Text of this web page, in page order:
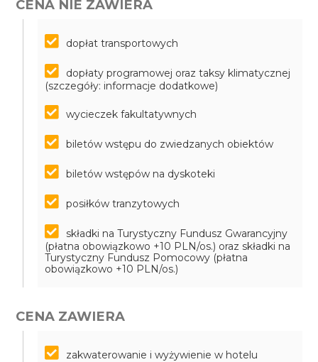
CENA NIE ZAWIERA
dopłat transportowych
dopłaty programowej oraz taksy klimatycznej
(szczegóły: informacje dodatkowe)
wycieczek fakultatywnych
biletów wstępu do zwiedzanych obiektów
biletów wstępów na dyskoteki
posiłków tranzytowych
składki na Turystyczny Fundusz Gwarancyjny
(płatna obowiązkowo +10 PLN/os.) oraz składki na
Turystyczny Fundusz Pomocowy (płatna
obowiązkowo +10 PLN/os.)
CENA ZAWIERA
zakwaterowanie i wyżywienie w hotelu